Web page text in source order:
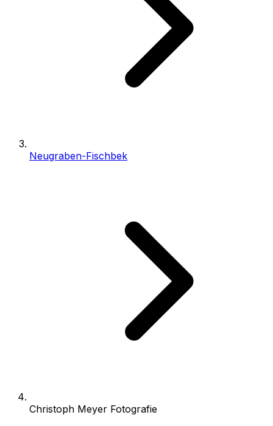
Neugraben-Fischbek
Christoph Meyer Fotografie